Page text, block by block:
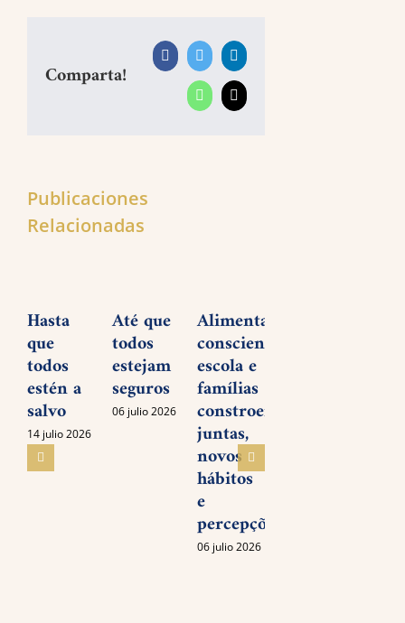
Comparta! FacebookTwitterLinkedIn
WhatsApp
Correo
electrónico
Publicaciones
Relacionadas
Hasta
que
todos
estén a
salvo
14 julio 2026
Até que
todos
estejam
seguros
06 julio 2026
Alimentação
consciente:
escola e
famílias
constroem,
juntas,
novos
hábitos
e
percepções
06 julio 2026